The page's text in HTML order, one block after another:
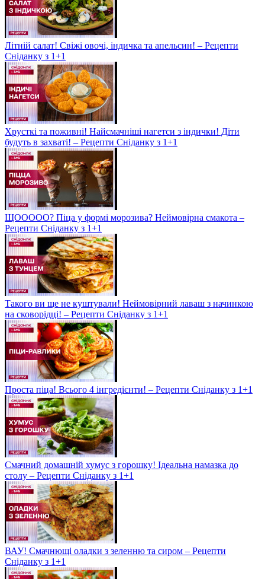
Літній салат! Свіжі овочі, індичка та апельсин! – Рецепти
Сніданку з 1+1
Хрусткі та поживні! Найсмачніші нагетси з індички! Діти
будуть в захваті! – Рецепти Сніданку з 1+1
ЩООООО? Піца у формі морозива? Неймовірна смакота –
Рецепти Сніданку з 1+1
Такого ви ще не куштували! Неймовірний лаваш з начинкою
на сковорідці! – Рецепти Сніданку з 1+1
Проста піца! Всього 4 інгредієнти! – Рецепти Сніданку з 1+1
Смачний домашній хумус з горошку! Ідеальна намазка до
столу – Рецепти Сніданку з 1+1
ВАУ! Смачнющі оладки з зеленню та сиром – Рецепти
Сніданку з 1+1